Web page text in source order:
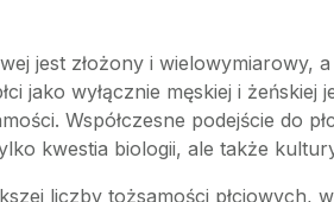
jest złożony i
jako wyłącznie męskiej i
Współczesne podejście do
kwestia biologii, ale także
liczby tożsamości